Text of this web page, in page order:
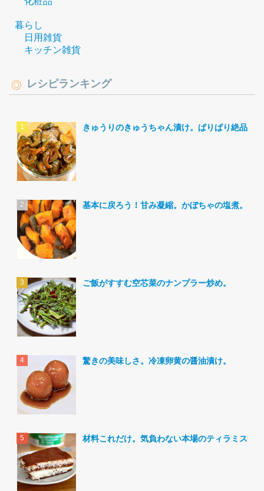
暮らし
日用雑貨
キッチン雑貨
レシピランキング
きゅうりのきゅうちゃん漬け。ぱりぱり絶品。
基本に戻ろう！甘み凝縮。かぼちゃの塩煮。
ご飯がすすむ空芯菜のナンプラー炒め。
驚きの美味しさ。冷凍卵黄の醤油漬け。
材料これだけ。気負わない本場のティラミス。